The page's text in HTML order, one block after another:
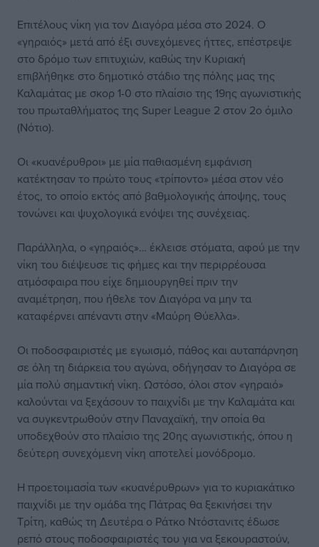
Επιτέλους νίκη για τον Διαγόρα μέσα στο 2024. Ο
«γηραιός» μετά από έξι συνεχόμενες ήττες, επέστρεψε
στο δρόμο των επιτυχιών, καθώς την Κυριακή
επιβλήθηκε στο δημοτικό στάδιο της πόλης μας της
Καλαμάτας με σκορ 1-0 στο πλαίσιο της 19ης αγωνιστικής
του πρωταθλήματος της Super League 2 στον 2ο όμιλο
(Νότιο).
Οι «κυανέρυθροι» με μία παθιασμένη εμφάνιση
κατέκτησαν το πρώτο τους «τρίποντο» μέσα στον νέο
έτος, το οποίο εκτός από βαθμολογικής άποψης, τους
τονώνει και ψυχολογικά ενόψει της συνέχειας.
Παράλληλα, ο «γηραιός»… έκλεισε στόματα, αφού με την
νίκη του διέψευσε τις φήμες και την περιρρέουσα
ατμόσφαιρα που είχε δημιουργηθεί πριν την
αναμέτρηση, που ήθελε τον Διαγόρα να μην τα
καταφέρνει απέναντι στην «Μαύρη Θύελλα».
Οι ποδοσφαιριστές με εγωισμό, πάθος και αυταπάρνηση
σε όλη τη διάρκεια του αγώνα, οδήγησαν το Διαγόρα σε
μία πολύ σημαντική νίκη. Ωστόσο, όλοι στον «γηραιό»
καλούνται να ξεχάσουν το παιχνίδι με την Καλαμάτα και
να συγκεντρωθούν στην Παναχαϊκή, την οποία θα
υποδεχθούν στο πλαίσιο της 20ης αγωνιστικής, όπου η
δεύτερη συνεχόμενη νίκη αποτελεί μονόδρομο.
Η προετοιμασία των «κυανέρυθρων» για το κυριακάτικο
παιχνίδι με την ομάδα της Πάτρας θα ξεκινήσει την
Τρίτη, καθώς τη Δευτέρα ο Ράτκο Ντόστανιτς έδωσε
ρεπό στους ποδοσφαιριστές του για να ξεκουραστούν,